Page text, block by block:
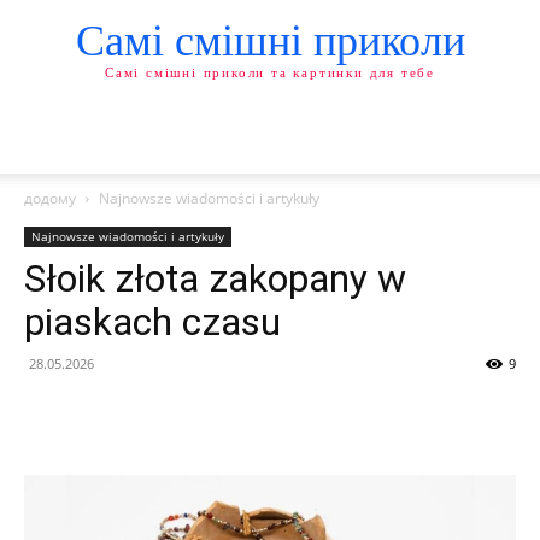
Самі смішні приколи
Самі смішні приколи та картинки для тебе
додому Najnowsze wiadomości i artykuły
Najnowsze wiadomości i artykuły
Słoik złota zakopany w
piaskach czasu
28.05.2026 9